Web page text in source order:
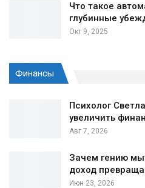
Что такое
глубинные
Окт 9, 2025
Финансы
Психолог
увеличить
Авг 7, 2026
Зачем гению
доход
Июн 23, 2026